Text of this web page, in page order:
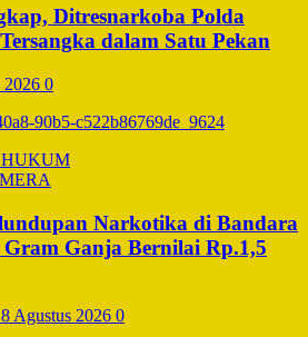
Ditresnarkoba Polda
dalam Satu Pekan
2026 0
Narkotika di Bandara
Ganja Bernilai Rp.1,5
8 Agustus 2026 0